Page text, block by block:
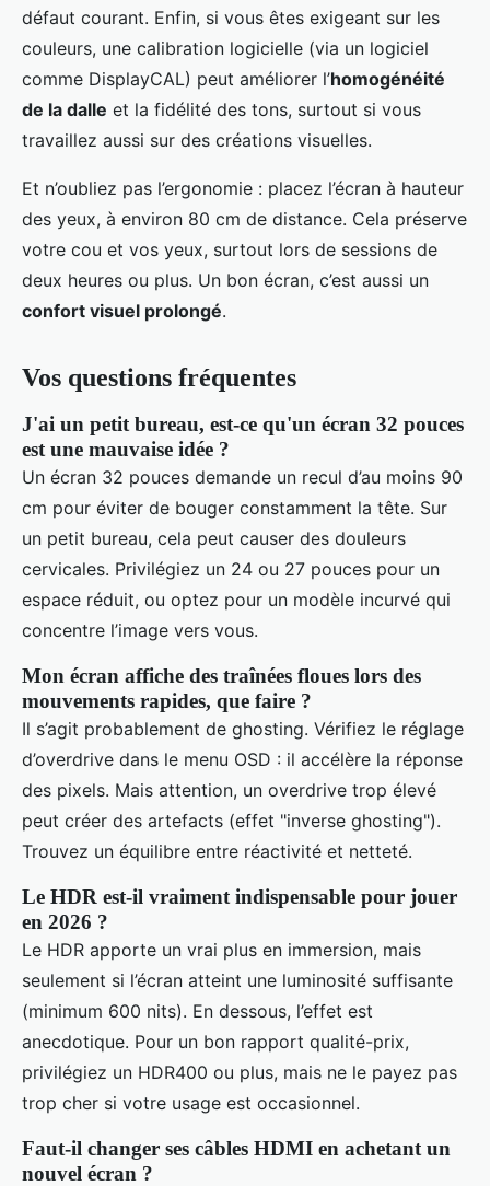
défaut courant. Enfin, si vous êtes exigeant sur les
couleurs, une calibration logicielle (via un logiciel
comme DisplayCAL) peut améliorer l’homogénéité
de la dalle et la fidélité des tons, surtout si vous
travaillez aussi sur des créations visuelles.
Et n’oubliez pas l’ergonomie : placez l’écran à hauteur
des yeux, à environ 80 cm de distance. Cela préserve
votre cou et vos yeux, surtout lors de sessions de
deux heures ou plus. Un bon écran, c’est aussi un
confort visuel prolongé.
Vos questions fréquentes
J'ai un petit bureau, est-ce qu'un écran 32 pouces
est une mauvaise idée ?
Un écran 32 pouces demande un recul d’au moins 90
cm pour éviter de bouger constamment la tête. Sur
un petit bureau, cela peut causer des douleurs
cervicales. Privilégiez un 24 ou 27 pouces pour un
espace réduit, ou optez pour un modèle incurvé qui
concentre l’image vers vous.
Mon écran affiche des traînées floues lors des
mouvements rapides, que faire ?
Il s’agit probablement de ghosting. Vérifiez le réglage
d’overdrive dans le menu OSD : il accélère la réponse
des pixels. Mais attention, un overdrive trop élevé
peut créer des artefacts (effet "inverse ghosting").
Trouvez un équilibre entre réactivité et netteté.
Le HDR est-il vraiment indispensable pour jouer
en 2026 ?
Le HDR apporte un vrai plus en immersion, mais
seulement si l’écran atteint une luminosité suffisante
(minimum 600 nits). En dessous, l’effet est
anecdotique. Pour un bon rapport qualité-prix,
privilégiez un HDR400 ou plus, mais ne le payez pas
trop cher si votre usage est occasionnel.
Faut-il changer ses câbles HDMI en achetant un
nouvel écran ?